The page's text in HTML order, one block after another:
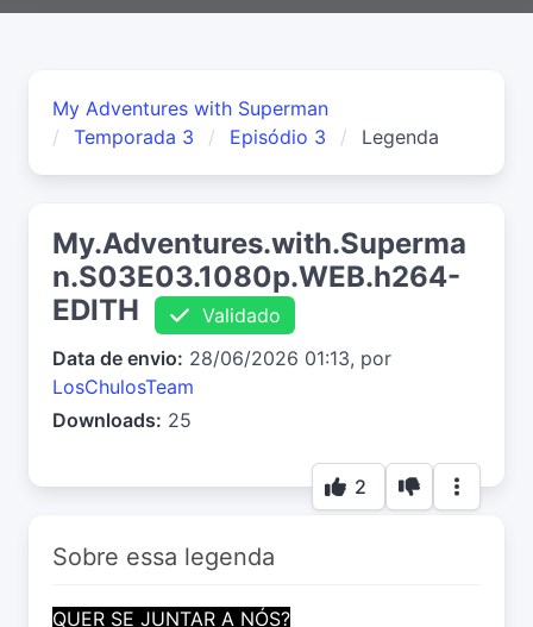
My Adventures with Superman
Temporada 3
Episódio 3 Legenda
My.Adventures.with.Superma
n.S03E03.1080p.WEB.h264-
EDITH
Validado
Data de envio: 28/06/2026 01:13, por
LosChulosTeam
Downloads: 25
2
Sobre essa legenda
QUER SE JUNTAR A NÓS?